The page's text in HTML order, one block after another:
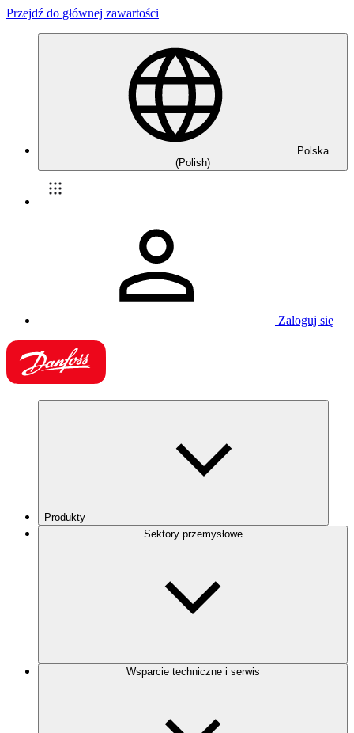
Przejdź do głównej zawartości
Polska
(Polish)
Zaloguj się
Produkty
Sektory przemysłowe
Wsparcie techniczne i serwis